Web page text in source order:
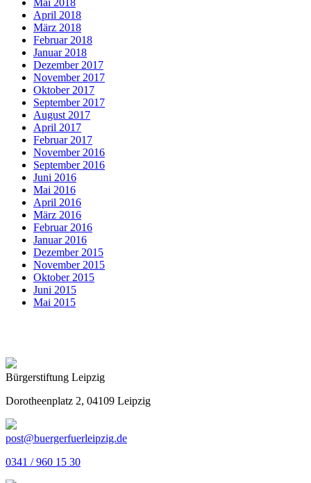
Mai 2018
April 2018
März 2018
Februar 2018
Januar 2018
Dezember 2017
November 2017
Oktober 2017
September 2017
August 2017
April 2017
Februar 2017
November 2016
September 2016
Juni 2016
Mai 2016
April 2016
März 2016
Februar 2016
Januar 2016
Dezember 2015
November 2015
Oktober 2015
Juni 2015
Mai 2015
Bürgerstiftung Leipzig
Dorotheenplatz 2, 04109 Leipzig
post@buergerfuerleipzig.de
0341 / 960 15 30